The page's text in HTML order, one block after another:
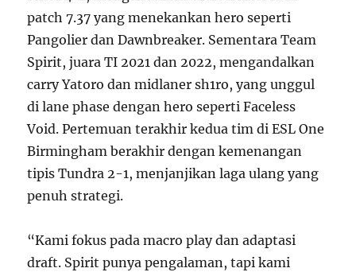
patch 7.37 yang menekankan hero seperti
Pangolier dan Dawnbreaker. Sementara Team
Spirit, juara TI 2021 dan 2022, mengandalkan
carry Yatoro dan midlaner sh1ro, yang unggul
di lane phase dengan hero seperti Faceless
Void. Pertemuan terakhir kedua tim di ESL One
Birmingham berakhir dengan kemenangan
tipis Tundra 2-1, menjanjikan laga ulang yang
penuh strategi.
“Kami fokus pada macro play dan adaptasi
draft. Spirit punya pengalaman, tapi kami